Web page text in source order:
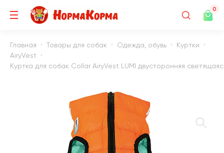
0
Главная Товары для собак Одежда, обувь
Куртки
AiryVest
Куртка для собак Collar AiryVest LUMI двусторонняя